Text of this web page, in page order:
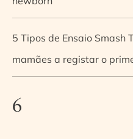
5 Tipos de Ensaio Smash
mamães a registar o
6